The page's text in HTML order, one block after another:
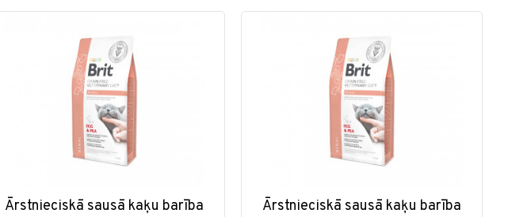
Ārstnieciskā sausā kaķu barība
Ārstnieciskā sausā kaķu barība